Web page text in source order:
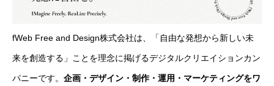
fWeb Free and Design株式会社は、「自由な発想から新しい未
来を創造する」ことを理念に掲げるデジタルクリエイションカン
パニーです。 企画・デザイン・制作・運用・マーケティングをワ